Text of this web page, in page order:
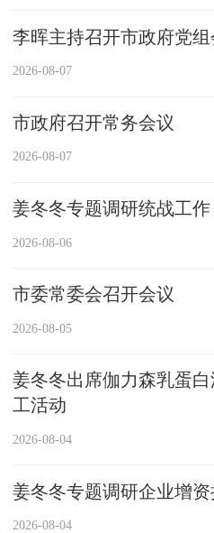
李晖主持召开市政府党组
2026-08-07
市政府召开常务会议
2026-08-07
姜冬冬专题调研统战工作
2026-08-06
市委常委会召开会议
2026-08-05
姜冬冬出席伽力森乳蛋
工活动
2026-08-04
姜冬冬专题调研企业增
2026-08-04